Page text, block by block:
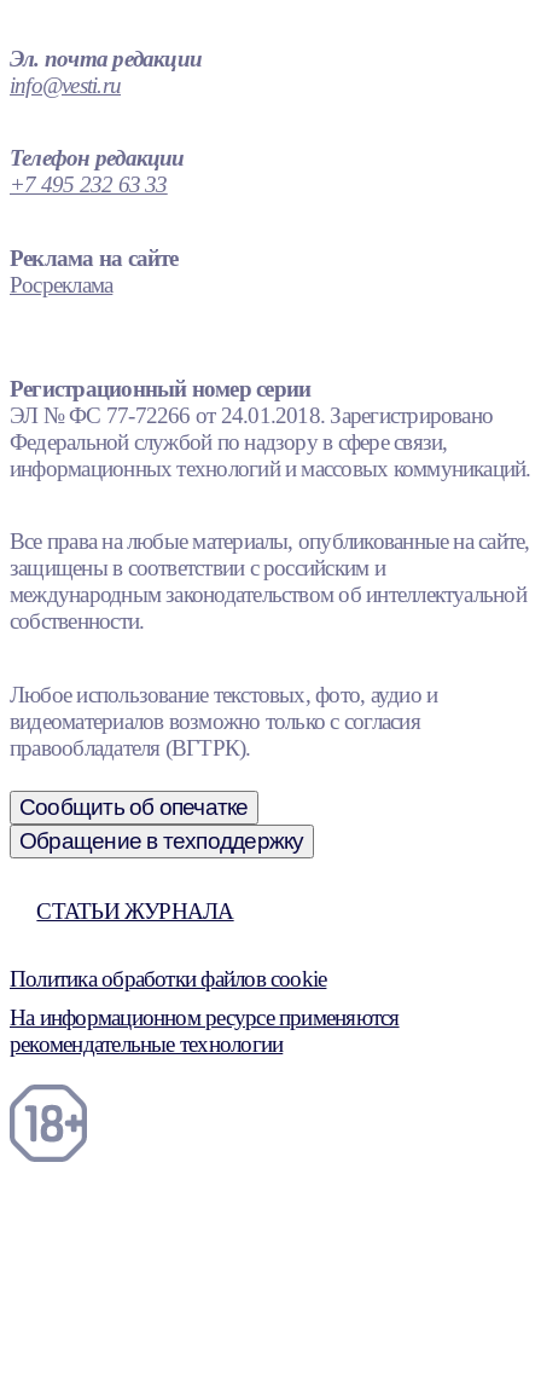
Эл. почта редакции
info@vesti.ru
Телефон редакции
+7 495 232 63 33
Реклама на сайте
Росреклама
Регистрационный номер серии
ЭЛ № ФС 77-72266 от 24.01.2018. Зарегистрировано
Федеральной службой по надзору в сфере связи,
информационных технологий и массовых коммуникаций.
Все права на любые материалы, опубликованные на сайте,
защищены в соответствии с российским и
международным законодательством об интеллектуальной
собственности.
Любое использование текстовых, фото, аудио и
видеоматериалов возможно только с согласия
правообладателя (ВГТРК).
Сообщить об опечатке
Обращение в техподдержку
СТАТЬИ ЖУРНАЛА
Политика обработки файлов cookie
На информационном ресурсе применяются
рекомендательные технологии